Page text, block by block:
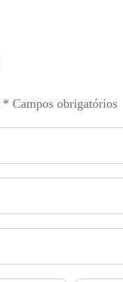
* Campos obrigatórios